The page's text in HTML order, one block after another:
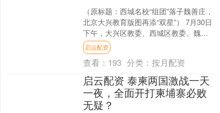
（原标题：西城名校“组团”落子魏善庄，
北京大兴教育版图再添“双星”） 7月30日
下午，大兴区教委、西城区教委、魏善
庄镇政府及北京市铁路第二中学、北京
市第十三中学....
启运配资
查看： 193 分类：按月配资
启云配资 泰柬两国激战一天
一夜，全面开打柬埔寨必败
无疑？